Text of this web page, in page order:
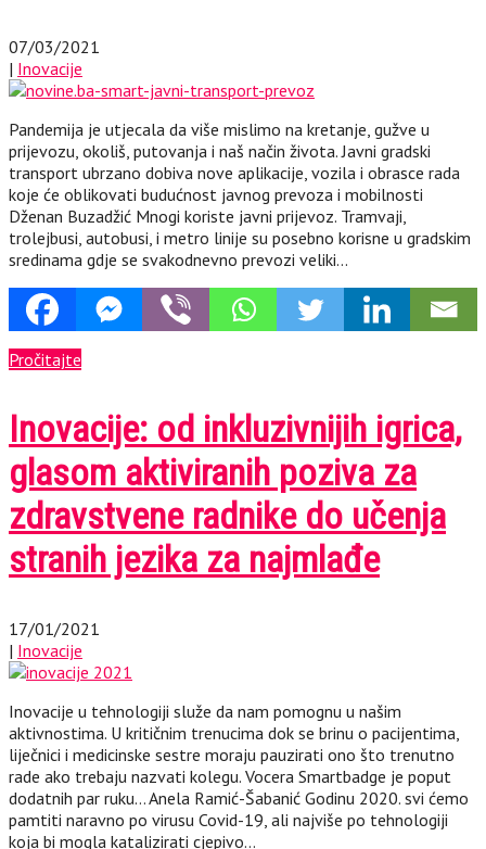
07/03/2021
| Inovacije
Pandemija je utjecala da više mislimo na kretanje, gužve u
prijevozu, okoliš, putovanja i naš način života. Javni gradski
transport ubrzano dobiva nove aplikacije, vozila i obrasce rada
koje će oblikovati budućnost javnog prevoza i mobilnosti
Dženan Buzadžić Mnogi koriste javni prijevoz. Tramvaji,
trolejbusi, autobusi, i metro linije su posebno korisne u gradskim
sredinama gdje se svakodnevno prevozi veliki…
Pročitajte
Inovacije: od inkluzivnijih igrica,
glasom aktiviranih poziva za
zdravstvene radnike do učenja
stranih jezika za najmlađe
17/01/2021
| Inovacije
Inovacije u tehnologiji služe da nam pomognu u našim
aktivnostima. U kritičnim trenucima dok se brinu o pacijentima,
liječnici i medicinske sestre moraju pauzirati ono što trenutno
rade ako trebaju nazvati kolegu. Vocera Smartbadge je poput
dodatnih par ruku… Anela Ramić-Šabanić Godinu 2020. svi ćemo
pamtiti naravno po virusu Covid-19, ali najviše po tehnologiji
koja bi mogla katalizirati cjepivo…